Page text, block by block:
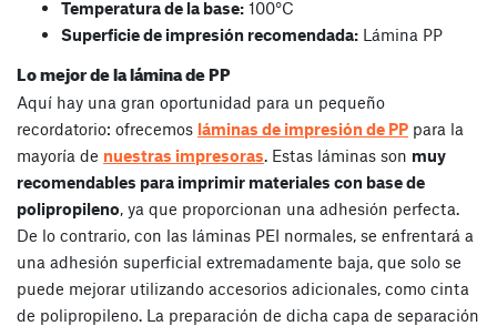
Temperatura de la base: 100°C
Superficie de impresión recomendada: Lámina PP
Lo mejor de la lámina de PP
Aquí hay una gran oportunidad para un pequeño
recordatorio: ofrecemos láminas de impresión de PP para la
mayoría de nuestras impresoras. Estas láminas son muy
recomendables para imprimir materiales con base de
polipropileno, ya que proporcionan una adhesión perfecta.
De lo contrario, con las láminas PEI normales, se enfrentará a
una adhesión superficial extremadamente baja, que solo se
puede mejorar utilizando accesorios adicionales, como cinta
de polipropileno. La preparación de dicha capa de separación